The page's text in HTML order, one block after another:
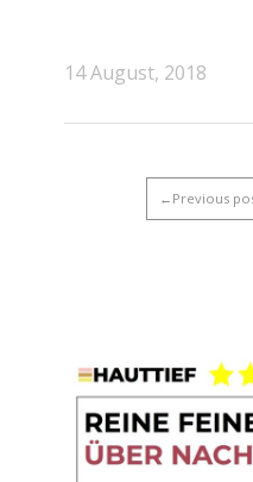
14 August, 2018
←Previous